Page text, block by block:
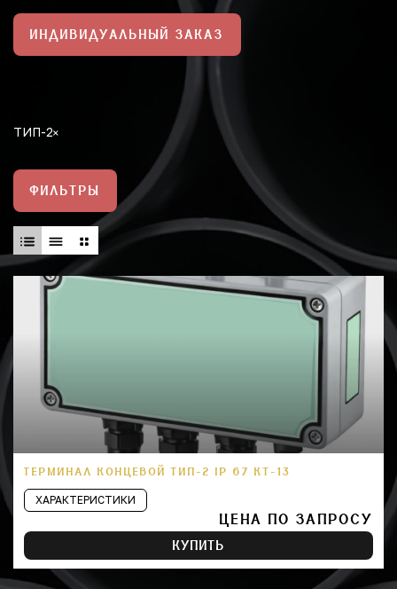
ИНДИВИДУАЛЬНЫЙ ЗАКАЗ
ТИП-2
ФИЛЬТРЫ
ТЕРМИНАЛ КОНЦЕВОЙ ТИП-2 IP 67 КТ-13
ХАРАКТЕРИСТИКИ
ЦЕНА ПО ЗАПРОСУ
КУПИТЬ